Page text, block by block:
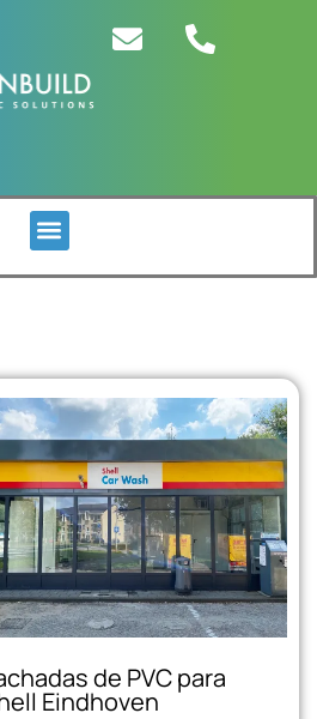
de PVC para
Eindhoven